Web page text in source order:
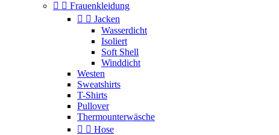
  Frauenkleidung
  Jacken
Wasserdicht
Isoliert
Soft Shell
Winddicht
Westen
Sweatshirts
T-Shirts
Pullover
Thermounterwäsche
  Hose